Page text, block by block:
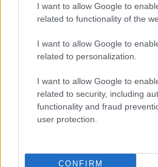
I want to allow Google to
related to functionality of the
I want to allow Google to
related to personalization.
I want to allow Google to
related to security, including
functionality and fraud
user protection.
CONFIRM